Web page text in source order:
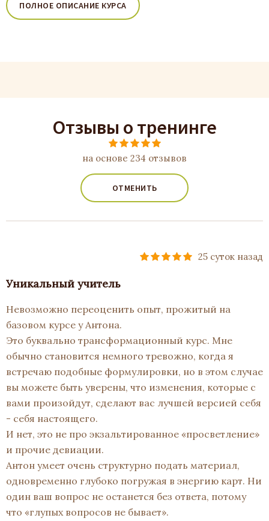
ПОЛНОЕ ОПИСАНИЕ КУРСА
Отзывы о тренинге
на основе 234 отзывов
ОТМЕНИТЬ
25 суток назад
Уникальный учитель
Невозможно переоценить опыт, прожитый на
базовом курсе у Антона.
Это буквально трансформационный курс. Мне
обычно становится немного тревожно, когда я
встречаю подобные формулировки, но в этом случае
вы можете быть уверены, что изменения, которые с
вами произойдут, сделают вас лучшей версией себя
- себя настоящего.
И нет, это не про экзальтированное «просветление»
и прочие девиации.
Антон умеет очень структурно подать материал,
одновременно глубоко погружая в энергию карт. Ни
один ваш вопрос не останется без ответа, потому
что «глупых вопросов не бывает».